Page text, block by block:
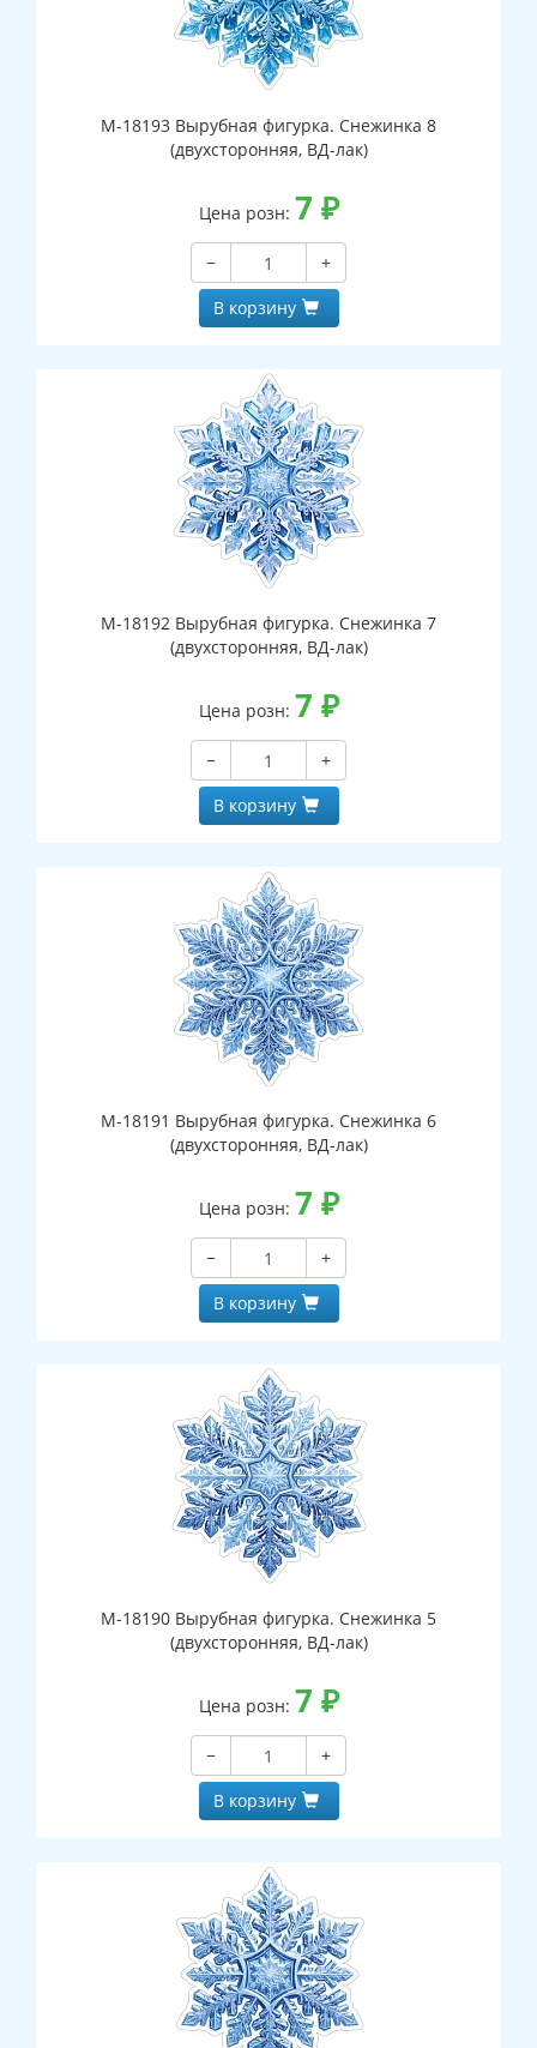
М-18193 Вырубная фигурка. Снежинка 8
(двухсторонняя, ВД-лак)
Цена розн: 7 ₽
−
+
В корзину
М-18192 Вырубная фигурка. Снежинка 7
(двухсторонняя, ВД-лак)
Цена розн: 7 ₽
−
+
В корзину
М-18191 Вырубная фигурка. Снежинка 6
(двухсторонняя, ВД-лак)
Цена розн: 7 ₽
−
+
В корзину
М-18190 Вырубная фигурка. Снежинка 5
(двухсторонняя, ВД-лак)
Цена розн: 7 ₽
−
+
В корзину